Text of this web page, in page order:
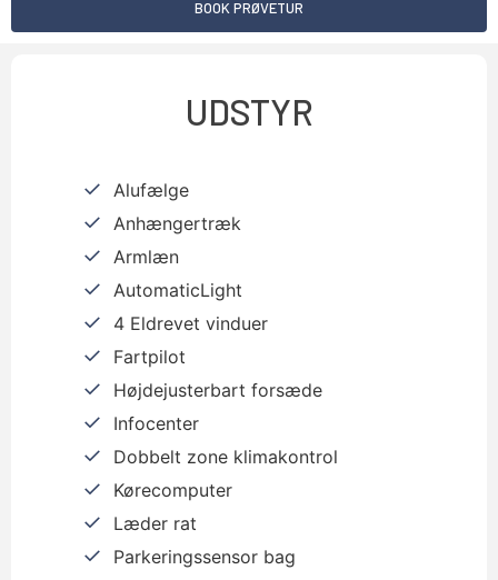
BOOK PRØVETUR
UDSTYR
Alufælge
Anhængertræk
Armlæn
AutomaticLight
4 Eldrevet vinduer
Fartpilot
Højdejusterbart forsæde
Infocenter
Dobbelt zone klimakontrol
Kørecomputer
Læder rat
Parkeringssensor bag